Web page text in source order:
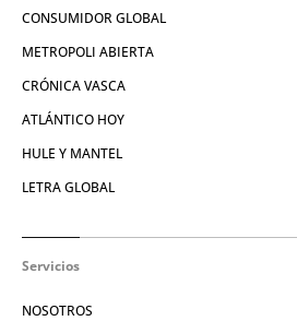
CONSUMIDOR GLOBAL
METROPOLI ABIERTA
CRÓNICA VASCA
ATLÁNTICO HOY
HULE Y MANTEL
LETRA GLOBAL
Servicios
NOSOTROS